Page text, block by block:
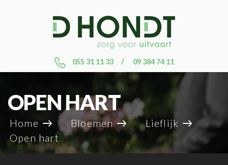
055 31 11 33 09 384 74 11
OPEN HART
Home Bloemen
Lieflijk
Open hart